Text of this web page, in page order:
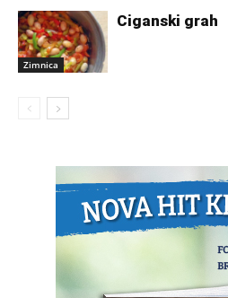
Zimnica
Ciganski grah